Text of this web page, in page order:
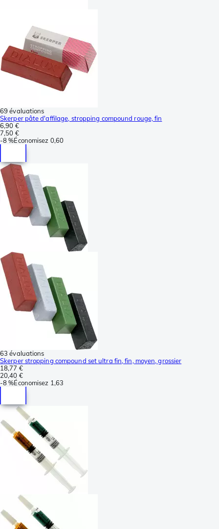
69 évaluations
Skerper pâte d'affilage, stropping compound rouge, fin
6,90 €
7,50 €
-8 %Économisez 0,60
63 évaluations
Skerper stropping compound set ultra fin, fin, moyen, grossier
18,77 €
20,40 €
-8 %Économisez 1,63